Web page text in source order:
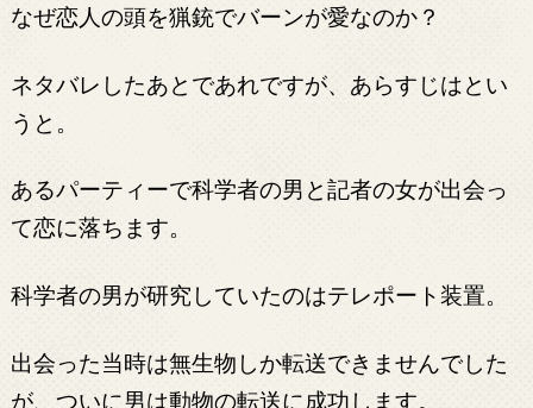
なぜ恋人の頭を猟銃でバーンが愛なのか？
ネタバレしたあとであれですが、あらすじはとい
うと。
あるパーティーで科学者の男と記者の女が出会っ
て恋に落ちます。
科学者の男が研究していたのはテレポート装置。
出会った当時は無生物しか転送できませんでした
が、ついに男は動物の転送に成功します。